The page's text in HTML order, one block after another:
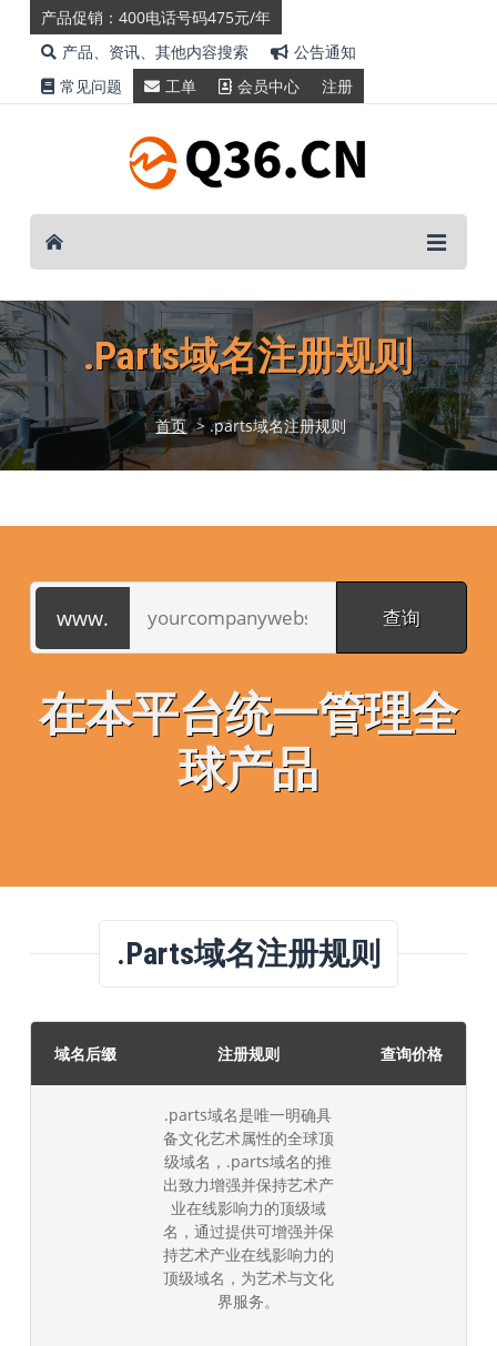
产品促销：400电话号码475元/年
产品、资讯、其他内容搜索
公告通知
常见问题
工单 会员中心 注册
.parts域名注册规则
首页 > .parts域名注册规则
在本平台统一管理全
球产品
.parts域名注册规则
域名后缀 注册规则 查询价格
.parts域名是唯一明确具
备文化艺术属性的全球顶
级域名，.parts域名的推
出致力增强并保持艺术产
业在线影响力的顶级域
名，通过提供可增强并保
持艺术产业在线影响力的
顶级域名，为艺术与文化
界服务。